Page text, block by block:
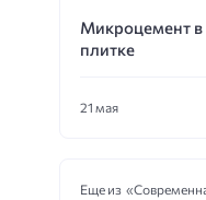
Микроцемент в
плитке
21 мая
Еще из